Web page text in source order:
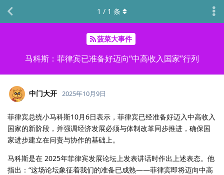
菠菜大事件
马科斯：菲律宾已准备好迈向“中高收入国家”行列
1 / 1 条
中门大开 2025年10月9日
菲律宾总统小马科斯10月6日表示，菲律宾已经准备好迈入中高收入
国家的新阶段，并强调经济发展必须与体制改革同步推进，确保国
家进步建立在问责与协作的基础上。
马科斯是在 2025年菲律宾发展论坛上发表讲话时作出上述表态。他
指出：“这场论坛象征着我们的准备已成熟——菲律宾即将迈向中高